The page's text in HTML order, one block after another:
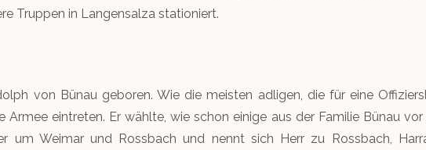
Truppen in Langensalza stationiert.
von Bünau geboren. Wie die meisten adligen, die für eine
Armee eintreten. Er wählte, wie schon einige aus der Familie Bünau
um Weimar und Rossbach und nennt sich Herr zu Rossbach,